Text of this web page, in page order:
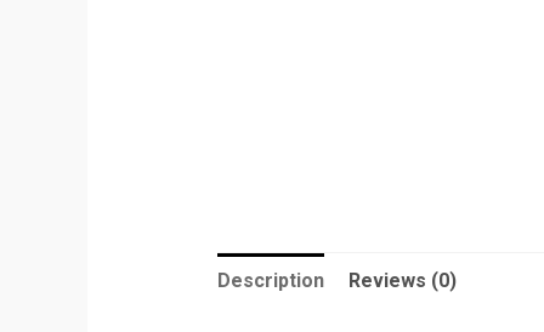
Description Reviews (0)